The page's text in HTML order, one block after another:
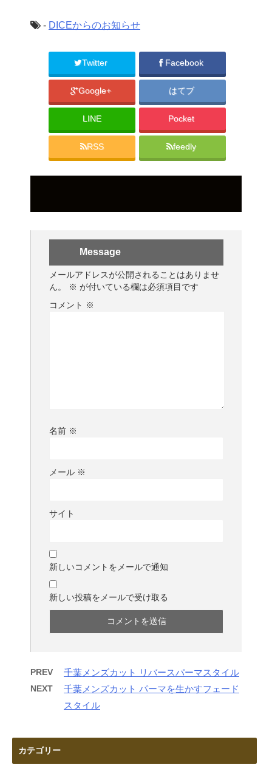
- DICEからのお知らせ
Twitter Facebook
Google+ はてブ
LINE Pocket
RSS feedly
Message
メールアドレスが公開されることはありませ
ん。
※ が付いている欄は必須項目です
コメント ※
名前 ※
メール ※
サイト
新しいコメントをメールで通知
新しい投稿をメールで受け取る
PREV 千葉メンズカット リバースパーマスタイル
NEXT
千葉メンズカット パーマを生かすフェード
スタイル
カテゴリー